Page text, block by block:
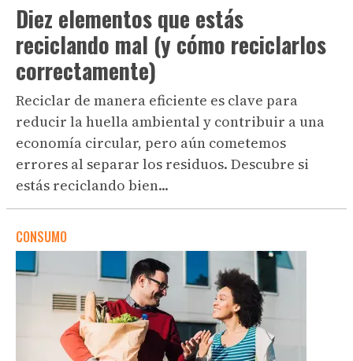
Diez elementos que estás
reciclando mal (y cómo reciclarlos
correctamente)
Reciclar de manera eficiente es clave para
reducir la huella ambiental y contribuir a una
economía circular, pero aún cometemos
errores al separar los residuos. Descubre si
estás reciclando bien...
CONSUMO